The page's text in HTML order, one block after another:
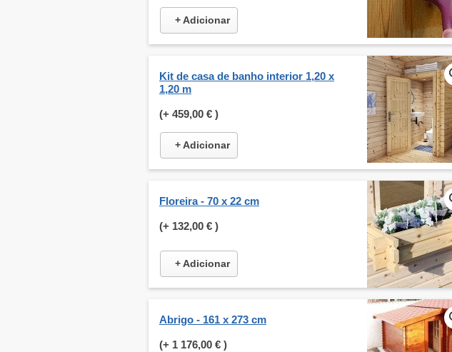
+ Adicionar
Kit de casa de banho interior 1,20 x
1,20 m
(+ 459,00 € )
+ Adicionar
Floreira - 70 x 22 cm
(+ 132,00 € )
+ Adicionar
Abrigo - 161 x 273 cm
(+ 1 176,00 € )